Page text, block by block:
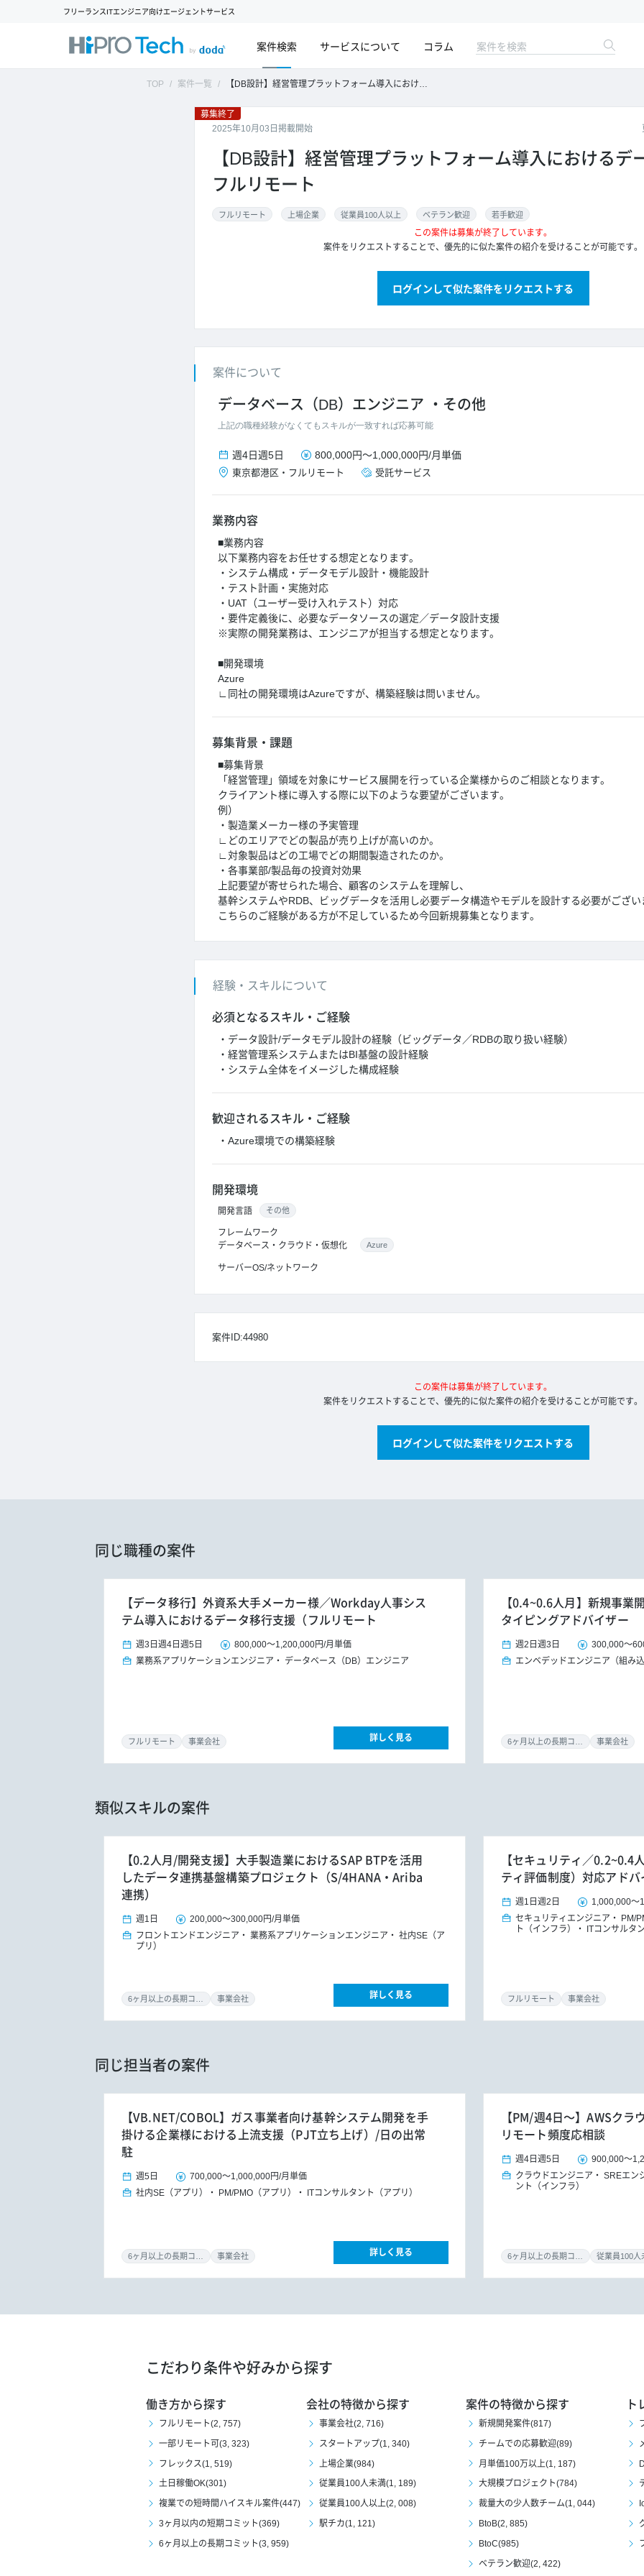
フリーランスITエンジニア向けエージェントサービス
案件検索 サービスについて コラム
TOP 案件一覧 【DB設計】経営管理プラットフォーム導入におけるデータ設計支援/フルリモート
募集終了
2025年10月03日掲載開始
【DB設計】経営管理プラットフォーム導入におけるデ
フルリモート
フルリモート 上場企業 従業員100人以上 ベテラン歓迎 若手歓迎
この案件は募集が終了しています。
案件をリクエストすることで、優先的に似た案件の紹介を受けることが可能です。
ログインして似た案件をリクエストする
案件について
データベース（DB）エンジニア その他
上記の職種経験がなくてもスキルが一致すれば応募可能
週4日週5日 800,000円～1,000,000円/月単価
東京都港区 ・ フルリモート 受託サービス
業務内容
■業務内容
以下業務内容をお任せする想定となります。
・システム構成・データモデル設計・機能設計
・テスト計画・実施対応
・UAT（ユーザー受け入れテスト）対応
・要件定義後に、必要なデータソースの選定／データ設計支援
※実際の開発業務は、エンジニアが担当する想定となります。
■開発環境
Azure
∟同社の開発環境はAzureですが、構築経験は問いません。
募集背景・課題
■募集背景
「経営管理」領域を対象にサービス展開を行っている企業様からのご相談となります。
クライアント様に導入する際に以下のような要望がございます。
例）
・製造業メーカー様の予実管理
∟どのエリアでどの製品が売り上げが高いのか。
∟対象製品はどの工場でどの期間製造されたのか。
・各事業部/製品毎の投資対効果
上記要望が寄せられた場合、顧客のシステムを理解し、
基幹システムやRDB、ビッグデータを活用し必要データ構造やモデルを設計する必要がござい
こちらのご経験がある方が不足しているため今回新規募集となります。
経験・スキルについて
必須となるスキル・ご経験
・データ設計/データモデル設計の経験（ビッグデータ／RDBの取り扱い経験）
・経営管理系システムまたはBI基盤の設計経験
・システム全体をイメージした構成経験
歓迎されるスキル・ご経験
・Azure環境での構築経験
開発環境
開発言語 その他
フレームワーク
データベース・クラウド・仮想化
Azure
サーバーOS/ネットワーク
案件ID:44980
この案件は募集が終了しています。
案件をリクエストすることで、優先的に似た案件の紹介を受けることが可能です。
ログインして似た案件をリクエストする
同じ職種の案件
【データ移行】外資系大手メーカー様／Workday人事シス
テム導入におけるデータ移行支援（フルリモート
週3日 週4日 週5日 800,000～1,200,000円/月単価
業務系アプリケーションエンジニア
データベース（DB）エンジニア
フルリモート 事業会社 詳しく見る
【0.4~0.6人月】新規事業
タイピングアドバイザー
週2日 週3日 300,000～
エンベデッドエンジニア（組み
事業会社
類似スキルの案件
【0.2人月/開発支援】大手製造業におけるSAP BTPを活用
したデータ連携基盤構築プロジェクト（S/4HANA・Ariba
連携）
週1日 200,000～300,000円/月単価
フロントエンドエンジニア
業務系アプリケーションエンジニア
社内SE（ア
プリ）
事業会社 詳しく見る
【セキュリティ／0.2~0.4
ティ評価制度）対応アド
週1日 週2日 1,000,000～
セキュリティエンジニア
PM/
ト（インフラ）
ITコンサルタ
フルリモート 事業会社
同じ担当者の案件
【VB.NET/COBOL】ガス事業者向け基幹システム開発を手
掛ける企業様における上流支援（PJT立ち上げ）/日の出常
駐
週5日 700,000～1,000,000円/月単価
社内SE（アプリ）
PM/PMO（アプリ） ITコンサルタント（アプリ）
事業会社 詳しく見る
【PM/週4日～】AWSク
リモート頻度応相談
週4日 週5日 900,000～
クラウドエンジニア
SREエン
ント（インフラ）
従業員100人
こだわり条件や好みから探す
働き方から探す
フルリモート(2, 757)
一部リモート可(3, 323)
フレックス(1, 519)
土日稼働OK(301)
複業での短時間ハイスキル案件(447)
3ヶ月以内の短期コミット(369)
6ヶ月以上の長期コミット(3, 959)
会社の特徴から探す
事業会社(2, 716)
スタートアップ(1, 340)
上場企業(984)
従業員100人未満(1, 189)
従業員100人以上(2, 008)
駅チカ(1, 121)
案件の特徴から探す
新規開発案件(817)
チームでの応募歓迎(89)
月単価100万以上(1, 187)
大規模プロジェクト(784)
裁量大の少人数チーム(1, 044)
BtoB(2, 885)
BtoC(985)
ベテラン歓迎(2, 422)
ト